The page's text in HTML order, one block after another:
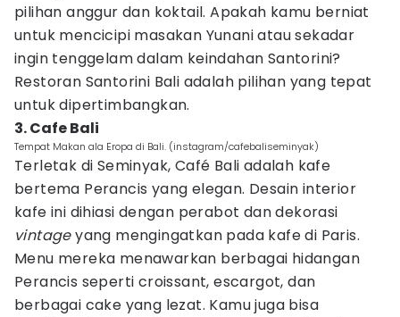
pilihan anggur dan koktail. Apakah kamu berniat
untuk mencicipi masakan Yunani atau sekadar
ingin tenggelam dalam keindahan Santorini?
Restoran Santorini Bali adalah pilihan yang tepat
untuk dipertimbangkan.
3. Cafe Bali
Tempat Makan ala Eropa di Bali. (instagram/cafebaliseminyak)
Terletak di Seminyak, Café Bali adalah kafe
bertema Perancis yang elegan. Desain interior
kafe ini dihiasi dengan perabot dan dekorasi
vintageyang mengingatkan pada kafe di Paris.
Menu mereka menawarkan berbagai hidangan
Perancis seperti croissant, escargot, dan
berbagai cake yang lezat. Kamu juga bisa